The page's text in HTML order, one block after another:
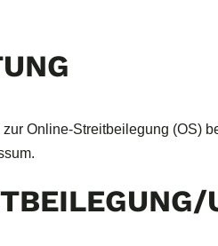
Online-Streitbeilegung (OS)